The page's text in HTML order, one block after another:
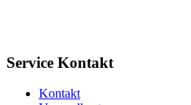
Service Kontakt
Kontakt